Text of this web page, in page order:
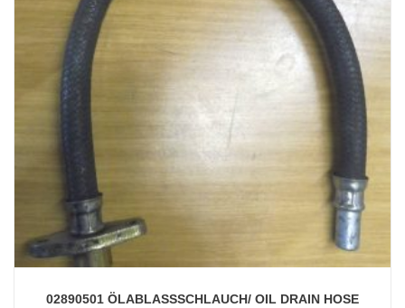
02890501 ÖLABLASSSCHLAUCH/ OIL DRAIN HOSE